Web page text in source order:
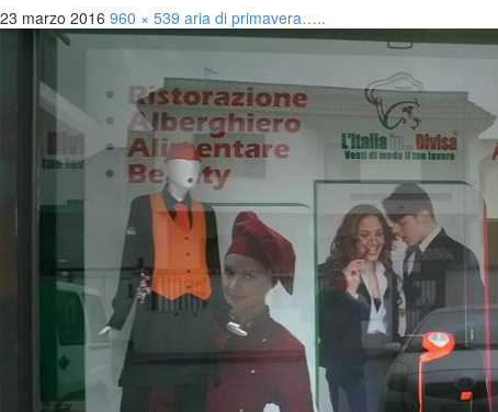
23 marzo 2016 960 × 539 aria di primavera…..